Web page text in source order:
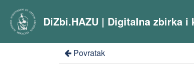
DiZbi.HAZU | Digitalna zbirka
Povratak